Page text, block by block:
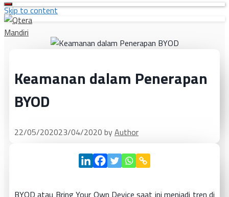
Skip to content
Keamanan dalam Penerapan
BYOD
22/05/202023/04/2020 byAuthor
BYOD atau Bring Your Own Device saat ini menjadi tren di